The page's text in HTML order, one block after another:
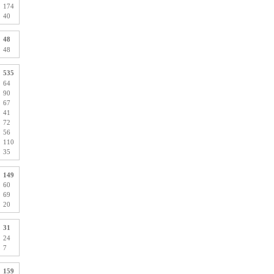
174
40
48
48
535
64
90
67
41
72
56
110
35
149
60
69
20
31
24
7
159